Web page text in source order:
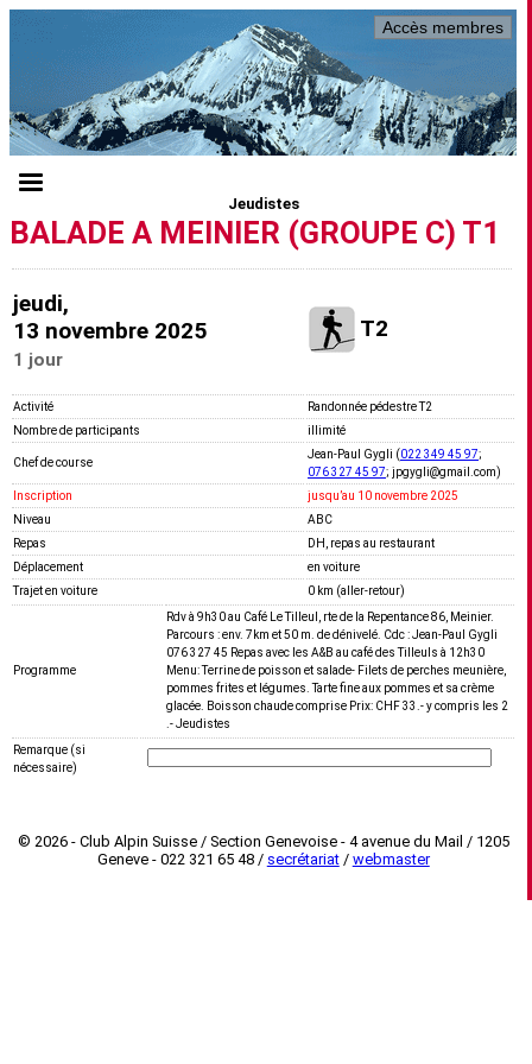
Accès membres
Jeudistes
BALADE A MEINIER (GROUPE C) T1
jeudi,
13 novembre 2025
1 jour
T2
Activité
Randonnée pédestre T2
Nombre de participants
illimité
Chef de course
Jean-Paul Gygli (022 349 45 97;
076 327 45 97; jpgygli@gmail.com)
Inscription
jusquʼau 10 novembre 2025
Niveau
ABC
Repas
DH, repas au restaurant
Déplacement
en voiture
Trajet en voiture
0 km (aller-retour)
Programme
Rdv à 9h30 au Café Le Tilleul, rte de la Repentance 86, Meinier.
Parcours : env. 7km et 50 m. de dénivelé. Cdc : Jean-Paul Gygli
076 327 45 Repas avec les A&B au café des Tilleuls à 12h30
Menu: Terrine de poisson et salade- Filets de perches meunière,
pommes frites et légumes. Tarte fine aux pommes et sa crème
glacée. Boisson chaude comprise Prix: CHF 33.- y compris les 2
.- Jeudistes
Remarque (si
nécessaire)
© 2026 - Club Alpin Suisse / Section Genevoise - 4 avenue du Mail / 1205
Geneve - 022 321 65 48 / secrétariat/ webmaster